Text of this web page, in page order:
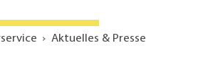
Aktuelles & Presse